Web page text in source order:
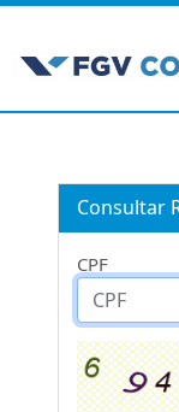
Consultar
CPF